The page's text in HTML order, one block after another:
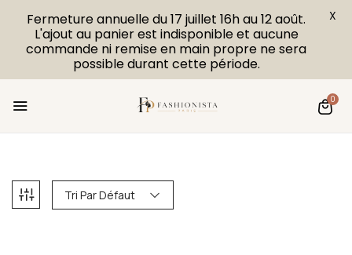
0
Tri Par Défaut
Fermeture annuelle du 17 juillet 16h au 12 août.
L'ajout au panier est indisponible et aucune
commande ni remise en main propre ne sera
possible durant cette période.
X